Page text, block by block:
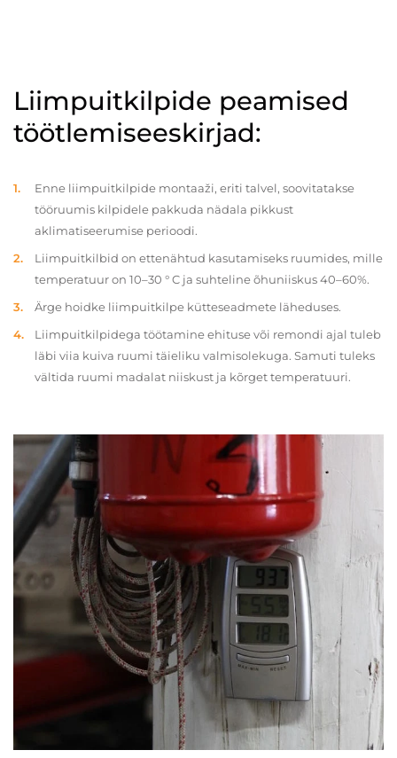
Liimpuitkilpide peamised
töötlemiseeskirjad:
Enne liimpuitkilpide montaaži, eriti talvel, soovitatakse
tööruumis kilpidele pakkuda nädala pikkust
aklimatiseerumise perioodi.
Liimpuitkilbid on ettenähtud kasutamiseks ruumides, mille
temperatuur on 10–30 ° C ja suhteline õhuniiskus 40–60%.
Ärge hoidke liimpuitkilpe kütteseadmete läheduses.
Liimpuitkilpidega töötamine ehituse või remondi ajal tuleb
läbi viia kuiva ruumi täieliku valmisolekuga. Samuti tuleks
vältida ruumi madalat niiskust ja kõrget temperatuuri.